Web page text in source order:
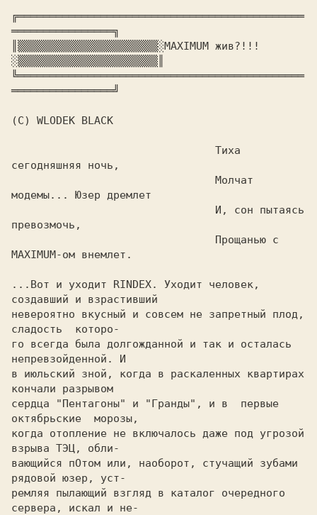
╔═════════════════════════════════════════════
════════════════╗
║▒▒▒▒▒▒▒▒▒▒▒▒▒▒▒▒▒▒▒▒▒▒░MAXIMUM жив?!!!
░▒▒▒▒▒▒▒▒▒▒▒▒▒▒▒▒▒▒▒▒▒▒║
╚═════════════════════════════════════════════
════════════════╝
(C) WLODEK BLACK
сегодняшняя ночь,
модемы... Юзер дремлет
превозмочь,
MAXIMUM-ом внемлет.
...Вот и уходит RINDEX. Уходит человек,
создавший и взрастивший
невероятно вкусный и совсем не запретный плод,
сладость  которо-
го всегда была долгожданной и так и осталась
непревзойденной. И
в июльский зной, когда в раскаленных квартирах
кончали разрывом
сердца "Пентагоны" и "Гранды", и в  первые
октябрьские  морозы,
когда отопление не включалось даже под угрозой
взрыва ТЭЦ, обли-
вающийся пОтом или, наоборот, стучащий зубами
рядовой юзер, уст-
ремляя пылающий взгляд в каталог очередного
сервера, искал и не-